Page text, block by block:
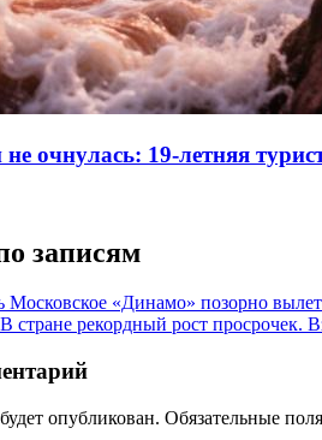
очнулась: 19-летняя
записям
Московское «Динамо» позорно
В стране рекордный рост просрочек.
опубликован. Обязательные